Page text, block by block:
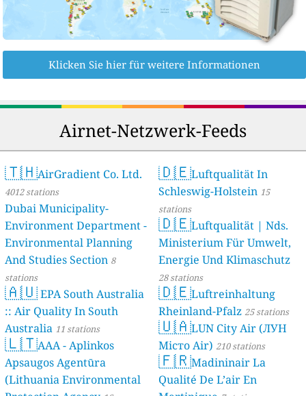
Klicken Sie hier für weitere Informationen
Airnet-Netzwerk-Feeds
🇹🇭AirGradient Co. Ltd.
4012 stations
Dubai Municipality-
Environment Department -
Environmental Planning
And Studies Section 8
stations
🇦🇺EPA South Australia
:: Air Quality In South
Australia 11 stations
🇱🇹AAA - Aplinkos
Apsaugos Agentūra
(Lithuania Environmental
🇩🇪Luftqualität In
Schleswig-Holstein 15
stations
🇩🇪Luftqualität | Nds.
Ministerium Für Umwelt,
Energie Und Klimaschutz
28 stations
🇩🇪Luftreinhaltung
Rheinland-Pfalz 25 stations
🇺🇦LUN City Air (ЛУН
Місто Air) 210 stations
🇫🇷Madininair La
Qualité De L’air En